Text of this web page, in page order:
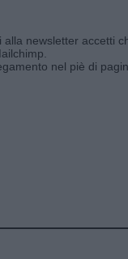
newsletter accetti
nel piè di